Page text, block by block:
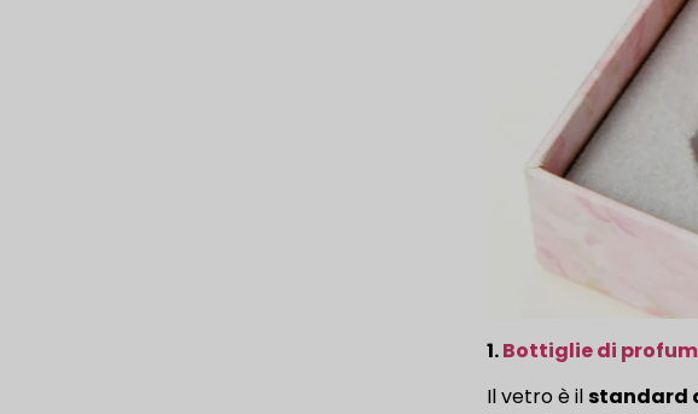
1.Bottiglie di
Il vetro è il standard